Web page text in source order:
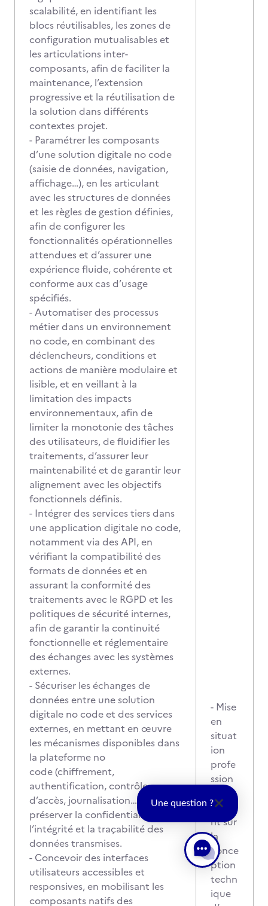
scalabilité, en identifiant les
blocs réutilisables, les zones de
configuration mutualisables et
les articulations inter-
composants, afin de faciliter la
maintenance, l’extension
progressive et la réutilisation de
la solution dans différents
contextes projet.
- Paramétrer les composants
d’une solution digitale no code
(saisie de données, navigation,
affichage…), en les articulant
avec les structures de données
et les règles de gestion définies,
afin de configurer les
fonctionnalités opérationnelles
attendues et d’assurer une
expérience fluide, cohérente et
conforme aux cas d’usage
spécifiés.
- Automatiser des processus
métier dans un environnement
no code, en combinant des
déclencheurs, conditions et
actions de manière modulaire et
lisible, et en veillant à la
limitation des impacts
environnementaux, afin de
limiter la monotonie des tâches
des utilisateurs, de fluidifier les
traitements, d’assurer leur
maintenabilité et de garantir leur
alignement avec les objectifs
fonctionnels définis.
- Intégrer des services tiers dans
une application digitale no code,
notamment via des API, en
vérifiant la compatibilité des
formats de données et en
assurant la conformité des
traitements avec le RGPD et les
politiques de sécurité internes,
afin de garantir la continuité
fonctionnelle et réglementaire
des échanges avec les systèmes
externes.
- Sécuriser les échanges de
données entre une solution
digitale no code et des services
externes, en mettant en œuvre
les mécanismes disponibles dans
la plateforme no
code (chiffrement,
authentification, contrôle
d’accès, journalisation…), afin de
préserver la confidentialité,
l’intégrité et la traçabilité des
données transmises.
- Concevoir des interfaces
utilisateurs accessibles et
responsives, en mobilisant les
composants natifs des
- Mise
en
situat
ion
profe
ssion
porta
nt sur
la
conce
ption
techn
ique
Une question ?